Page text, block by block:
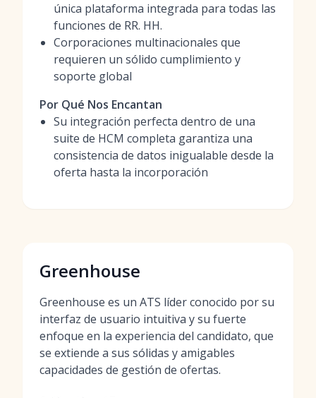
única plataforma integrada para todas las
funciones de RR. HH.
Corporaciones multinacionales que
requieren un sólido cumplimiento y
soporte global
Por Qué Nos Encantan
Su integración perfecta dentro de una
suite de HCM completa garantiza una
consistencia de datos inigualable desde la
oferta hasta la incorporación
Greenhouse
Greenhouse es un ATS líder conocido por su
interfaz de usuario intuitiva y su fuerte
enfoque en la experiencia del candidato, que
se extiende a sus sólidas y amigables
capacidades de gestión de ofertas.